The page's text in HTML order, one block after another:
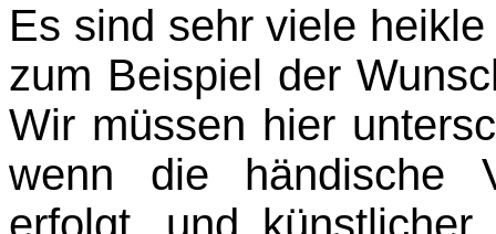
Es sind sehr viele
zum Beispiel der
Wir müssen hier
wenn die händische